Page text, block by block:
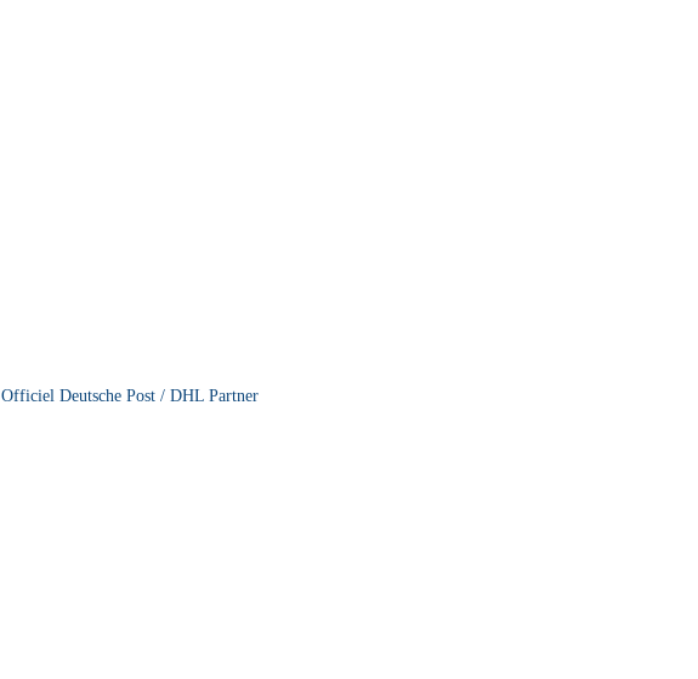
Officiel Deutsche Post / DHL Partner